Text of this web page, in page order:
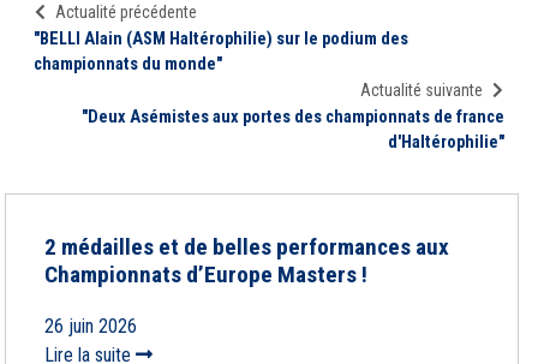
Actualité précédente
"BELLI Alain (ASM Haltérophilie) sur le podium des
championnats du monde"
Actualité suivante
"Deux Asémistes aux portes des championnats de france
d'Haltérophilie"
2 médailles et de belles performances aux
Championnats d’Europe Masters !
26 juin 2026
Lire la suite